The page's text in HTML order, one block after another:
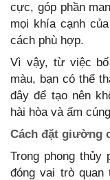
cực, góp phần
mọi khía cạnh
cách phù hợp.
Vì vậy, từ việc
màu, bạn có thể
đây để tạo nên
hài hòa và ấm
Cách đặt giường
Trong phong
đóng vai trò